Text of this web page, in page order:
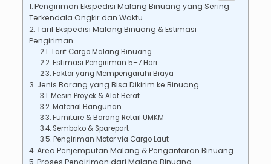
Pengiriman Ekspedisi Malang Binuang yang Sering
Terkendala Ongkir dan Waktu
Tarif Ekspedisi Malang Binuang & Estimasi
Pengiriman
Tarif Cargo Malang Binuang
Estimasi Pengiriman 5–7 Hari
Faktor yang Mempengaruhi Biaya
Jenis Barang yang Bisa Dikirim ke Binuang
Mesin Proyek & Alat Berat
Material Bangunan
Furniture & Barang Retail UMKM
Sembako & Sparepart
Pengiriman Motor via Cargo Laut
Area Penjemputan Malang & Pengantaran Binuang
Proses Pengiriman dari Malang Binuang